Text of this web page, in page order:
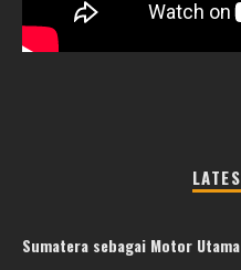
Sumatera sebagai Motor